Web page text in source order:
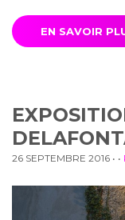
EN SAVOIR
26 SEPTEMBRE 2016 • •